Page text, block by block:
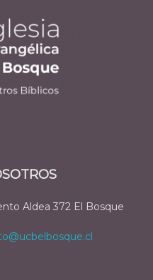
Aldea 372 El Bosque